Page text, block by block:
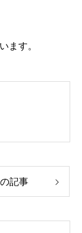
ます。
記事